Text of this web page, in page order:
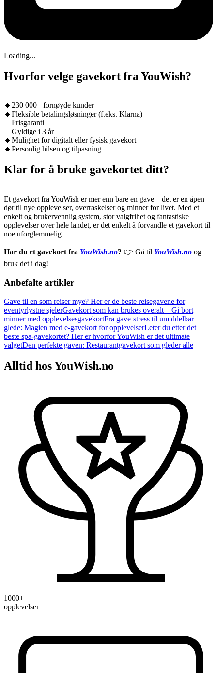
Loading...
Hvorfor velge gavekort fra YouWish?
🔹230 000+ fornøyde kunder
🔹Fleksible betalingsløsninger (f.eks. Klarna)
🔹Prisgaranti
🔹Gyldige i 3 år
🔹Mulighet for digitalt eller fysisk gavekort
🔹Personlig hilsen og tilpasning
Klar for å bruke gavekortet ditt?
Et gavekort fra YouWish er mer enn bare en gave – det er en åpen
dør til nye opplevelser, overraskelser og minner for livet. Med et
enkelt og brukervennlig system, stor valgfrihet og fantastiske
opplevelser over hele landet, er det enkelt å forvandle et gavekort til
noe uforglemmelig.
Har du et gavekort fra YouWish.no? 👉 Gå til YouWish.no og
bruk det i dag!
Anbefalte artikler
Gave til en som reiser mye? Her er de beste reisegavene for
eventyrlystne sjelerGavekort som kan brukes overalt – Gi bort
minner med opplevelsesgavekortFra gave-stress til umiddelbar
glede: Magien med e-gavekort for opplevelserLeter du etter det
beste spa-gavekortet? Her er hvorfor YouWish er det ultimate
valgetDen perfekte gaven: Restaurantgavekort som gleder alle
Alltid hos YouWish.no
1000+
opplevelser